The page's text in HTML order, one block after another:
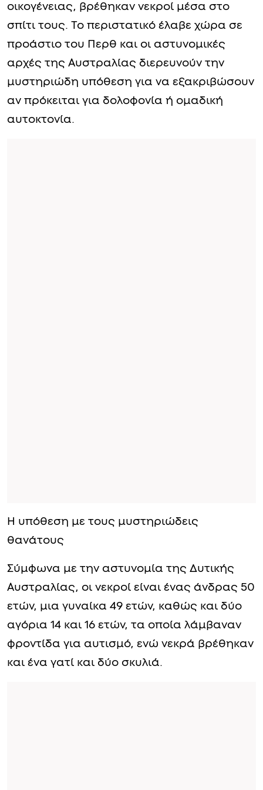
οικογένειας, βρέθηκαν νεκροί μέσα στο
σπίτι τους. Το περιστατικό έλαβε χώρα σε
προάστιο του Περθ και οι αστυνομικές
αρχές της Αυστραλίας διερευνούν την
μυστηριώδη υπόθεση για να εξακριβώσουν
αν πρόκειται για δολοφονία ή ομαδική
αυτοκτονία.
Η υπόθεση με τους μυστηριώδεις
θανάτους
Σύμφωνα με την αστυνομία της Δυτικής
Αυστραλίας, οι νεκροί είναι ένας άνδρας 50
ετών, μια γυναίκα 49 ετών, καθώς και δύο
αγόρια 14 και 16 ετών, τα οποία λάμβαναν
φροντίδα για αυτισμό, ενώ νεκρά βρέθηκαν
και ένα γατί και δύο σκυλιά.